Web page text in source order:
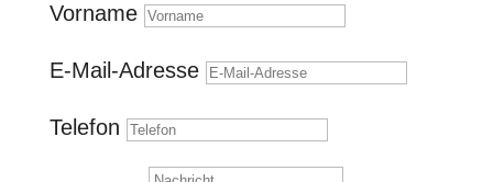
Vorname
E-Mail-Adresse
Telefon